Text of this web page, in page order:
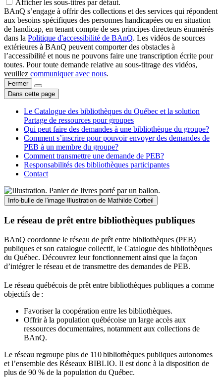
Afficher les sous-titres par défaut.
BAnQ s’engage à offrir des collections et des services qui répondent
aux besoins spécifiques des personnes handicapées ou en situation
de handicap, en tenant compte de ses principes directeurs énumérés
dans la Politique d'accessibilité de BAnQ. Les vidéos de sources
extérieures à BAnQ peuvent comporter des obstacles à
l’accessibilité et nous ne pouvons faire une transcription écrite pour
toutes. Pour toute demande relative au sous-titrage des vidéos,
veuillez communiquer avec nous.
Fermer
Dans cette page
Le Catalogue des bibliothèques du Québec et la solution
Partage de ressources pour groupes
Qui peut faire des demandes à une bibliothèque du groupe?
Comment s’inscrire pour pouvoir envoyer des demandes de
PEB à un membre du groupe?
Comment transmettre une demande de PEB?
Responsabilités des bibliothèques participantes
Contact
Info-bulle de l'image Illustration de Mathilde Corbeil
Le réseau de prêt entre bibliothèques publiques
BAnQ coordonne le réseau de prêt entre bibliothèques (PEB)
publiques et son catalogue collectif, le Catalogue des bibliothèques
du Québec. Découvrez leur fonctionnement ainsi que la façon
d’intégrer le réseau et de transmettre des demandes de PEB.
Le réseau québécois de prêt entre bibliothèques publiques a comme
objectifs de :
Favoriser la coopération entre les bibliothèques.
Offrir à la population québécoise un large accès aux
ressources documentaires, notamment aux collections de
BAnQ.
Le réseau regroupe plus de 110bibliothèques publiques autonomes
et l’ensemble des Réseaux BIBLIO. Il est donc à la disposition de
plus de 90 % de la population du Québec.